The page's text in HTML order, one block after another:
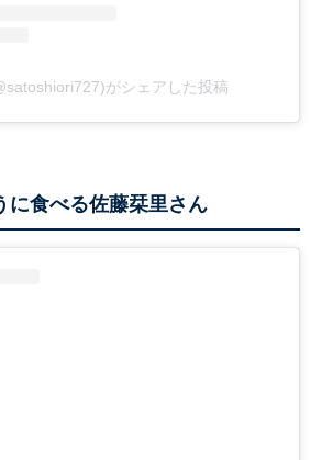
がシェアした投稿
に食べる佐藤栞里さん